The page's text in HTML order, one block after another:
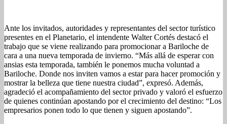
Ante los invitados, autoridades y representantes del sector turístico
presentes en el Planetario, el intendente Walter Cortés destacó el
trabajo que se viene realizando para promocionar a Bariloche de
cara a una nueva temporada de invierno. “Más allá de esperar con
ansias esta temporada, también le ponemos mucha voluntad a
Bariloche. Donde nos inviten vamos a estar para hacer promoción y
mostrar la belleza que tiene nuestra ciudad”, expresó. Además,
agradeció el acompañamiento del sector privado y valoró el esfuerzo
de quienes continúan apostando por el crecimiento del destino: “Los
empresarios ponen todo lo que tienen y siguen apostando”.